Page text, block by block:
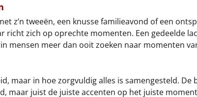
z’n tweeën, een knusse familieavond of een
zich op oprechte momenten. Een gedeelde
mensen meer dan ooit zoeken naar momenten
maar in hoe zorgvuldig alles is samengesteld.
maar juist de juiste accenten op het juiste